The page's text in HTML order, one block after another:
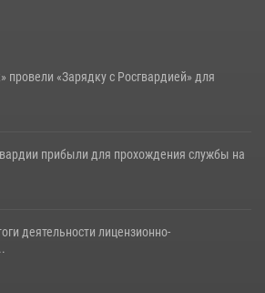
провели «Зарядку с Росгвардией» для
прибыли для прохождения службы на
деятельности лицензионно-